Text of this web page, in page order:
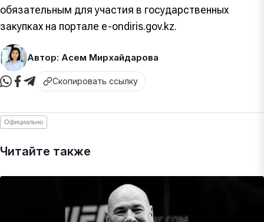
обязательным для участия в государственных
закупках на портале e-ondiris.gov.kz.
Автор: Асем Мирхайдарова
Скопировать ссылку
Официально
Читайте также